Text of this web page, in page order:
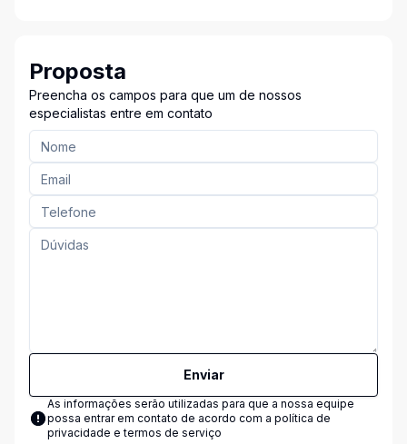
Proposta
Preencha os campos para que um de nossos
especialistas entre em contato
Enviar
As informações serão utilizadas para que a nossa equipe
possa entrar em contato de acordo com a política de
privacidade e termos de serviço